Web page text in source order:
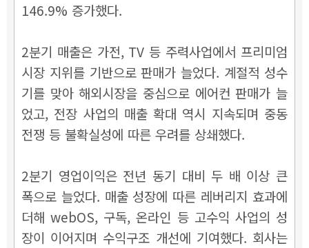
146.9% 증가했다.
2분기 매출은 가전, TV 등 주력사업에서 프리미엄
시장 지위를 기반으로 판매가 늘었다. 계절적 성수
기를 맞아 해외시장을 중심으로 에어컨 판매가 늘
었고, 전장 사업의 매출 확대 역시 지속되며 중동
전쟁 등 불확실성에 따른 우려를 상쇄했다.
2분기 영업이익은 전년 동기 대비 두 배 이상 큰
폭으로 늘었다. 매출 성장에 따른 레버리지 효과에
더해 webOS, 구독, 온라인 등 고수익 사업의 성
장이 이어지며 수익구조 개선에 기여했다. 회사는